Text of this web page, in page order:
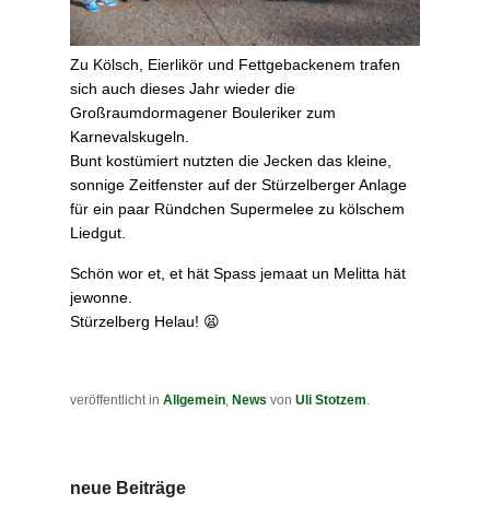
Zu Kölsch, Eierlikör und Fettgebackenem trafen
sich auch dieses Jahr wieder die
Großraumdormagener Bouleriker zum
Karnevalskugeln.
Bunt kostümiert nutzten die Jecken das kleine,
sonnige Zeitfenster auf der Stürzelberger Anlage
für ein paar Ründchen Supermelee zu kölschem
Liedgut.
Schön wor et, et hät Spass jemaat un Melitta hät
jewonne.
Stürzelberg Helau! 😫
veröffentlicht in Allgemein News von Uli Stotzem
neue Beiträge